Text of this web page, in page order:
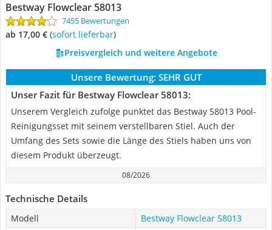
Bestway Flowclear 58013
7455 Bewertungen
ab 17,00 € ( Sofort lieferbar)
Preisvergleich und weitere Angebote
Unsere Bewertung: SEHR GUT
Unser Fazit für Bestway Flowclear 58013:
Unserem Vergleich zufolge punktet das Bestway 58013 Pool-
Reinigungsset mit seinem verstellbaren Stiel. Auch der
Umfang des Sets sowie die Länge des Stiels haben uns von
diesem Produkt überzeugt.
08/2026
Technische Details
Modell
Bestway Flowclear 58013